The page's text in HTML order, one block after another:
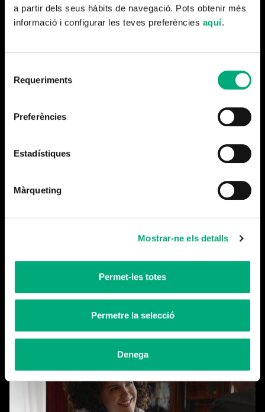
a partir dels seus hàbits de navegació. Pots obtenir més
informació i configurar les teves preferències aquí.
Requeriments
Preferències
Estadístiques
Màrqueting
Mostrar-ne els detalls
Permet-les totes
Permetre la selecció
Denega
Més notícies
Tanquem temporada